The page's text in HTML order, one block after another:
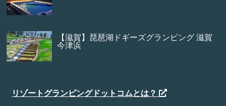
【滋賀】琵琶湖ドギーズグランピング 滋賀
今津浜
リゾートグランピングドットコムとは？